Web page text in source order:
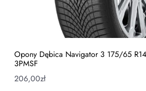
Opony Dębica Navigator 3 175/65
3PMSF
206,00zł